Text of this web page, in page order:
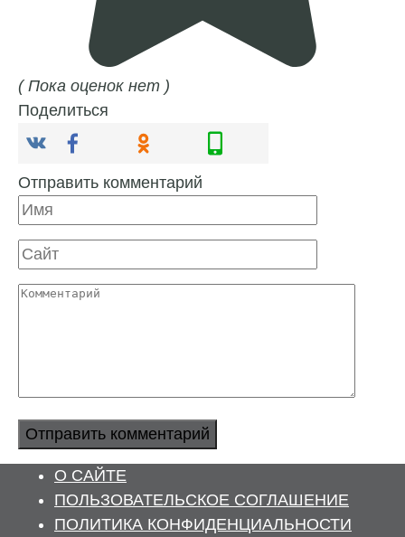
( Пока оценок нет )
Поделиться
Отправить комментарий
Имя
Сайт
Комментарий
О САЙТЕ
ПОЛЬЗОВАТЕЛЬСКОЕ СОГЛАШЕНИЕ
ПОЛИТИКА КОНФИДЕНЦИАЛЬНОСТИ